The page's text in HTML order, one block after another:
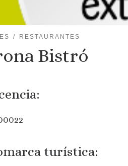
RESTAURANTES
Bistró
turística: